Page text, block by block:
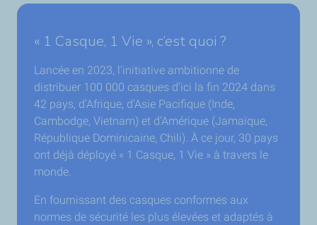
« 1 Casque, 1 Vie », c’est quoi ?
Lancée en 2023, l’initiative ambitionne de
distribuer 100 000 casques d’ici la fin 2024 dans
42 pays, d’Afrique, d’Asie Pacifique (Inde,
Cambodge, Vietnam) et d’Amérique (Jamaïque,
République Dominicaine, Chili). À ce jour, 30 pays
ont déjà déployé « 1 Casque, 1 Vie » à travers le
monde.
En fournissant des casques conformes aux
normes de sécurité les plus élevées et adaptés à